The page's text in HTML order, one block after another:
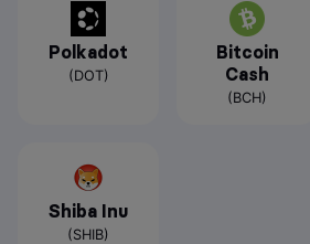
Polkadot
(DOT)
Bitcoin
Cash
(BCH)
Shiba Inu
(SHIB)